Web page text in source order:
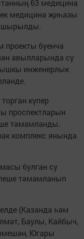
63 медицина
медицина җиһазы
проекты буенча
авылларында су
инженерлык
күпер
проспектларын
тәмамланды.
комплекс янында
булган су
тәмамланып
(Казанда һәм
Баулы, Кайбыч,
Югары